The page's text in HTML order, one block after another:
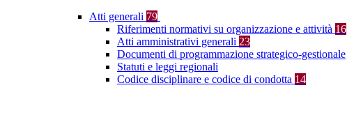
Atti generali 79
Riferimenti normativi su organizzazione e attività 16
Atti amministrativi generali 23
Documenti di programmazione strategico-gestionale
Statuti e leggi regionali
Codice disciplinare e codice di condotta 14